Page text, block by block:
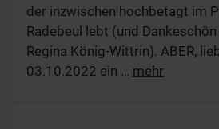
der inzwischen hochbetagt im
Radebeul lebt (und
Regina König-Wittrin). ABER,
03.10.2022 ein … mehr